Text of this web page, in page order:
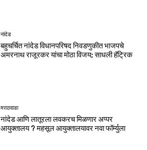
नांदेड
बहुचर्चित नांदेड विधानपरिषद निवडणुकीत भाजपचे
अमरनाथ राजूरकर यांचा मोठा विजय; साधली हॅट्रिक
मराठवाडा
नांदेड आणि लातूरला लवकरच मिळणार अप्पर
आयुक्तालय ? महसूल आयुक्तालयावर नवा फॉर्म्युला